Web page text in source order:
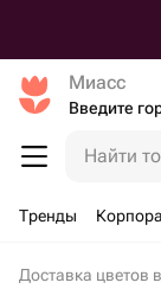
Миасс
Найти
Тренды
Доставка цветов